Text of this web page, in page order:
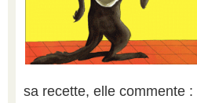
sa recette, elle commente :